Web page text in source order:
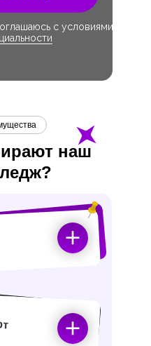
с условиями
наш